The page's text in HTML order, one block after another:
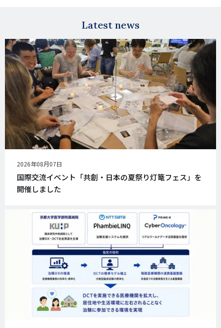
Latest news
公
開
日
2026年08月07日
国際交流イベント「共創・日本の夏祭り灯篭フェス」を
開催しました